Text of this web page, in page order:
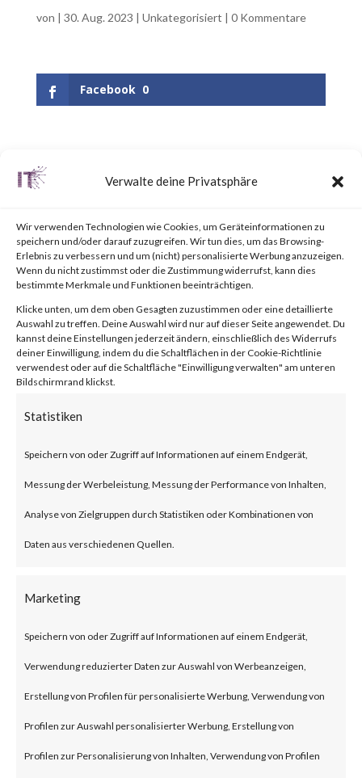
Verwalte deine Privatsphäre
Wir verwenden Technologien wie Cookies, um Geräteinformationen zu
speichern und/oder darauf zuzugreifen. Wir tun dies, um das Browsing-
Erlebnis zu verbessern und um (nicht) personalisierte Werbung anzuzeigen.
Wenn du nicht zustimmst oder die Zustimmung widerrufst, kann dies
bestimmte Merkmale und Funktionen beeinträchtigen.
Klicke unten, um dem oben Gesagten zuzustimmen oder eine detaillierte
Auswahl zu treffen. Deine Auswahl wird nur auf dieser Seite angewendet. Du
kannst deine Einstellungen jederzeit ändern, einschließlich des Widerrufs
deiner Einwilligung, indem du die Schaltflächen in der Cookie-Richtlinie
verwendest oder auf die Schaltfläche "Einwilligung verwalten" am unteren
Bildschirmrand klickst.
Statistiken
Speichern von oder Zugriff auf Informationen auf einem Endgerät,
Messung der Werbeleistung, Messung der Performance von Inhalten,
Analyse von Zielgruppen durch Statistiken oder Kombinationen von
Daten aus verschiedenen Quellen.
Marketing
Speichern von oder Zugriff auf Informationen auf einem Endgerät,
Verwendung reduzierter Daten zur Auswahl von Werbeanzeigen,
Erstellung von Profilen für personalisierte Werbung, Verwendung von
Profilen zur Auswahl personalisierter Werbung, Erstellung von
Profilen zur Personalisierung von Inhalten, Verwendung von Profilen
von | 30. Aug. 2023 | Unkategorisiert | 0 Kommentare
Facebook 0
What is WinRAR?
for file
compression/decompression
and archive management.
What is the Attack?
vulnerability that affects
WinRAR before version 6.23.
The vulnerability allows threat
actors to create a zip file that
the same filename. Opening
(some refer to this as “viewing”)
the file launches a malicious
script in the folder.
Why is this Significant?